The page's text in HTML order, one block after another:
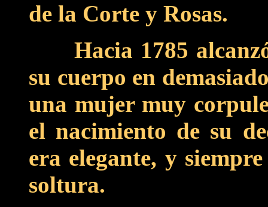
de la Corte y Rosas.
Hacia 1785
su cuerpo en
una mujer muy
el nacimiento de su
era elegante, y
soltura.